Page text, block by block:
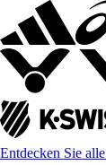
Entdecken Sie